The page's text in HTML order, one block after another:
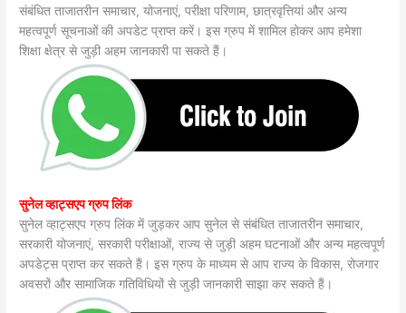
संबंधित ताजातरीन समाचार, योजनाएं, परीक्षा परिणाम, छात्रवृत्तियां और अन्य
महत्वपूर्ण सूचनाओं की अपडेट प्राप्त करें। इस ग्रुप में शामिल होकर आप हमेशा
शिक्षा क्षेत्र से जुड़ी अहम जानकारी पा सकते हैं।
सुनेल व्हाट्सएप ग्रुप लिंक
सुनेल व्हाट्सएप ग्रुप लिंक में जुड़कर आप सुनेल से संबंधित ताजातरीन समाचार,
सरकारी योजनाएं, सरकारी परीक्षाओं, राज्य से जुड़ी अहम घटनाओं और अन्य महत्वपूर्ण
अपडेट्स प्राप्त कर सकते हैं। इस ग्रुप के माध्यम से आप राज्य के विकास, रोजगार
अवसरों और सामाजिक गतिविधियों से जुड़ी जानकारी साझा कर सकते हैं।